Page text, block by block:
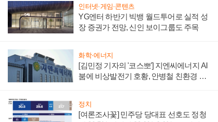
인터넷·게임·콘텐츠
YG엔터 하반기 빅뱅 월드투어로 실적 성
장 증권가 전망, 신인 보이그룹도 주목
화학·에너지
[김민정 기자의 '코스뽀'] 지엔씨에너지 AI
붐에 비상발전기 호황, 안병철 친환경 에
정치
[여론조사꽃] 민주당 당대표 선호도 정청